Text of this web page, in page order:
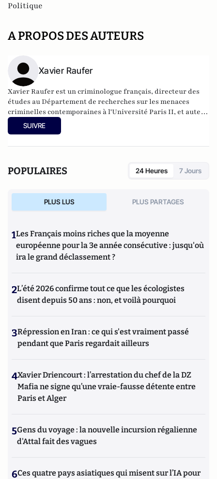
Politique
A PROPOS DES AUTEURS
Xavier Raufer
Xavier Raufer est un criminologue français, directeur des
études au Département de recherches sur les menaces
criminelles contemporaines à l'Université Paris II, et auteur
de nombreux ouvrages sur le sujet. Dernier en date:
criminalité organisée dans le chaos mondial : mafias,
SUIVRE
POPULAIRES 24 Heures 7 Jours
PLUS LUS PLUS PARTAGES
1Les Français moins riches que la moyenne
européenne pour la 3e année consécutive : jusqu'où
ira le grand déclassement ?
2L’été 2026 confirme tout ce que les écologistes
disent depuis 50 ans : non, et voilà pourquoi
3Répression en Iran : ce qui s'est vraiment passé
pendant que Paris regardait ailleurs
4Xavier Driencourt : l’arrestation du chef de la DZ
Mafia ne signe qu’une vraie-fausse détente entre
Paris et Alger
5Gens du voyage : la nouvelle incursion régalienne
d'Attal fait des vagues
6Ces quatre pays asiatiques qui misent sur l’IA pour